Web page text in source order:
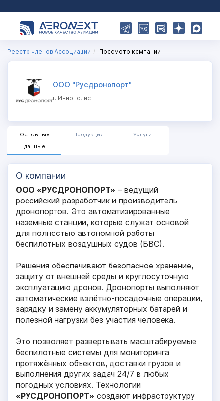
Реестр членов Ассоциации Просмотр компании
ООО "Русдронопорт"
г. Иннополис
Основные
данные
Продукция Услуги
О компании
ООО «РУСДРОНОПОРТ» – ведущий
российский разработчик и производитель
дронопортов. Это автоматизированные
наземные станции, которые служат основой
для полностью автономной работы
беспилотных воздушных судов (БВС).
Решения обеспечивают безопасное хранение,
защиту от внешней среды и круглосуточную
эксплуатацию дронов. Дронопорты выполняют
автоматические взлётно-посадочные операции,
зарядку и замену аккумуляторных батарей и
полезной нагрузки без участия человека.
Это позволяет развертывать масштабируемые
беспилотные системы для мониторинга
протяжённых объектов, доставки грузов и
выполнения других задач 24/7 в любых
погодных условиях. Технологии
«РУСДРОНОПОРТ» создают инфраструктуру